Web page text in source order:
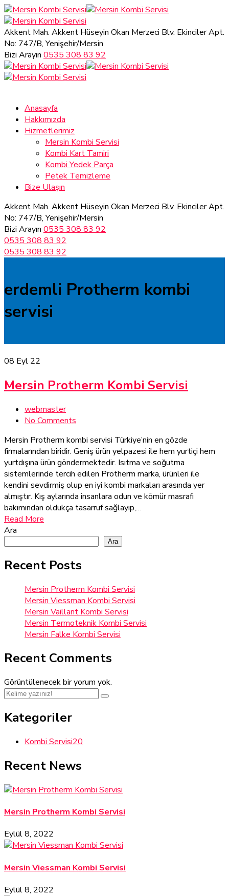
Akkent Mah. Akkent Hüseyin Okan Merzeci Blv. Ekinciler Apt.
No: 747/B, Yenişehir/Mersin
Bizi Arayın 0535 308 83 92
Anasayfa
Hakkımızda
Hizmetlerimiz
Mersin Kombi Servisi
Kombi Kart Tamiri
Kombi Yedek Parça
Petek Temizleme
Bize Ulaşın
Akkent Mah. Akkent Hüseyin Okan Merzeci Blv. Ekinciler Apt.
No: 747/B, Yenişehir/Mersin
Bizi Arayın 0535 308 83 92
0535 308 83 92
0535 308 83 92
erdemli Protherm kombi
servisi
08 Eyl 22
Mersin Protherm Kombi Servisi
webmaster
No Comments
Mersin Protherm kombi servisi Türkiye’nin en gözde
firmalarından biridir. Geniş ürün yelpazesi ile hem yurtiçi hem
yurtdışına ürün göndermektedir. Isıtma ve soğutma
sistemlerinde tercih edilen Protherm marka, ürünleri ile
kendini sevdirmiş olup en iyi kombi markaları arasında yer
almıştır. Kış aylarında insanlara odun ve kömür masrafı
bakımından oldukça tasarruf sağlayıp,…
Read More
Ara
Ara
Recent Posts
Mersin Protherm Kombi Servisi
Mersin Viessman Kombi Servisi
Mersin Vaillant Kombi Servisi
Mersin Termoteknik Kombi Servisi
Mersin Falke Kombi Servisi
Recent Comments
Görüntülenecek bir yorum yok.
Kategoriler
Kombi Servisi20
Recent News
Mersin Protherm Kombi Servisi
Eylül 8, 2022
Mersin Viessman Kombi Servisi
Eylül 8, 2022